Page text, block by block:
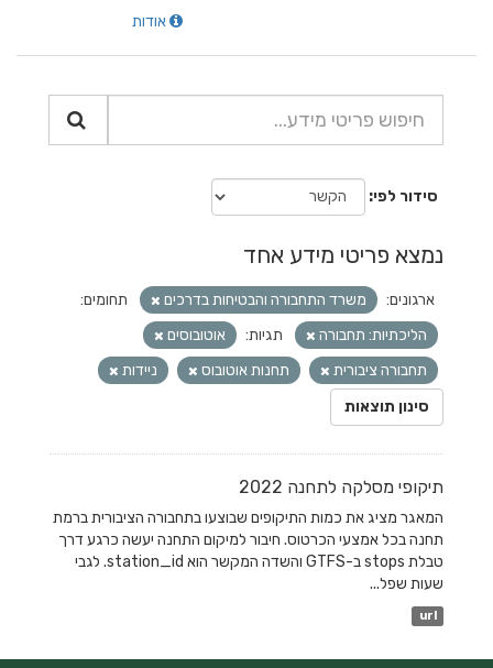
אודות
סידור לפי
נמצא פריטי מידע אחד
ארגונים: משרד התחבורה והבטיחות בדרכים
תחומים:
הליכתיות: תחבורה
תגיות:
אוטובוסים
תחבורה ציבורית
תחנות אוטובוס
ניידות
סינון תוצאות
תיקופי מסלקה לתחנה 2022
המאגר מציג את כמות התיקופים שבוצעו בתחבורה הציבורית ברמת
תחנה בכל אמצעי הכרטוס. חיבור למיקום התחנה יעשה כרגע דרך
טבלת stops ב-GTFS והשדה המקשר הוא station_id. לגבי
שעות שפל...
url